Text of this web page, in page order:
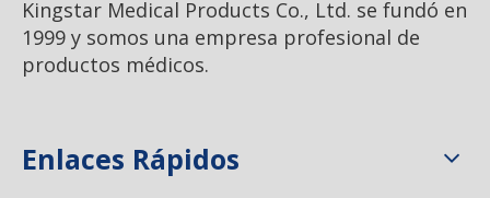
Kingstar Medical Products Co., Ltd. se fundó en
1999 y somos una empresa profesional de
productos médicos.
Enlaces Rápidos